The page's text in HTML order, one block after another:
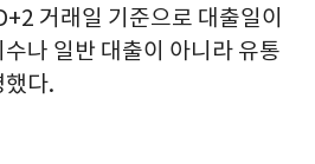
거래일 기준으로 대출일이
나 일반 대출이 아니라 유통
다.